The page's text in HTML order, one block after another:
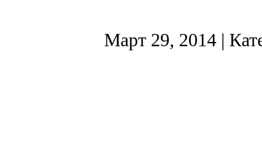
Март 29, 2014|